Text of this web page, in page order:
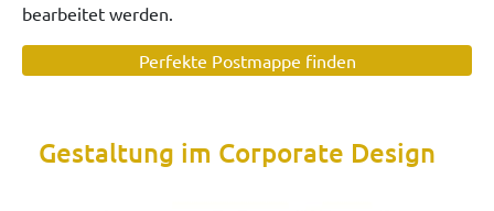
bearbeitet werden.
Perfekte Postmappe finden
Gestaltung im Corporate Design